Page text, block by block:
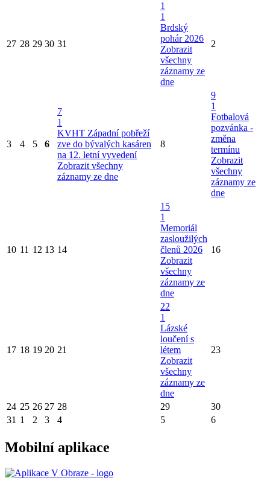
27 28 29 30 31
1
1
Brdský
pohár 2026
Zobrazit
všechny
záznamy ze
dne
2
3 4 5 6
7
1
KVHT Západní pobřeží
zve do bývalých kasáren
na 12. letní vyvedení
Zobrazit všechny
záznamy ze dne
8
9
1
Fotbalová
pozvánka -
změna
termínu
Zobrazit
všechny
záznamy ze
dne
10 11 12 13 14
15
1
Memoriál
zasloužilých
členů 2026
Zobrazit
všechny
záznamy ze
dne
16
17 18 19 20 21
22
1
Lázské
loučení s
létem
Zobrazit
všechny
záznamy ze
dne
23
24 25 26 27 28 29
30
31 1 2 3 4 5 6
Mobilní aplikace